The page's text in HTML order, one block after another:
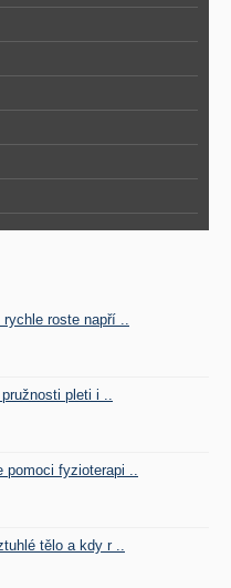
roste napří ..
pleti i ..
fyzioterapi ..
tělo a kdy r ..